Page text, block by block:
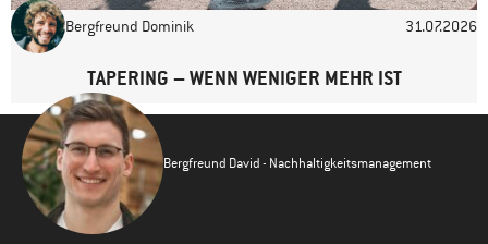
Bergfreund Dominik 31.07.2026
TAPERING – WENN WENIGER MEHR IST
Bergfreund David - Nachhaltigkeitsmanagement